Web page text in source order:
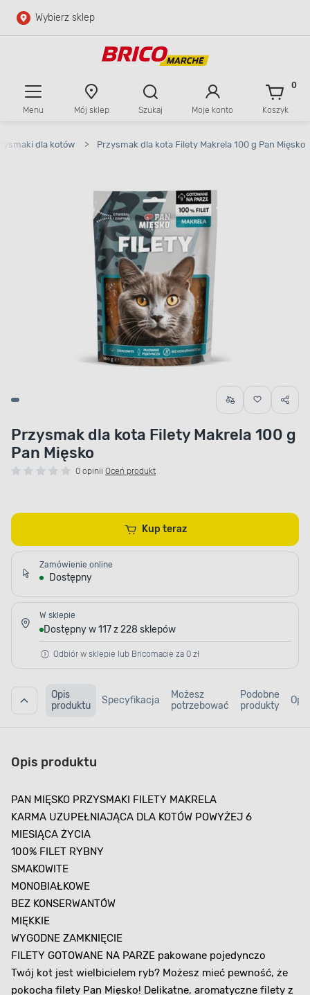
Przejdź do głównej zawartości
Wybierz sklep
Menu Mój sklep Szukaj Moje konto Koszyk
0
dla kotów > Przysmak dla kota Filety Makrela 100 g Pan Mięsko
Przysmak dla kota Filety Makrela 100 g
Pan Mięsko
0 opinii Oceń produkt
Kup teraz
Zamówienie online
Dostępny
W sklepie
Dostępny w 117 z 228 sklepów
Odbiór w sklepie lub Bricomacie za 0 zł
Opis
produktu
Specyfikacja
Możesz
potrzebować
Podobne
produkty
Opis produktu
PAN MIĘSKO PRZYSMAKI FILETY MAKRELA
KARMA UZUPEŁNIAJĄCA DLA KOTÓW POWYŻEJ 6
MIESIĄCA ŻYCIA
100% FILET RYBNY
SMAKOWITE
MONOBIAŁKOWE
BEZ KONSERWANTÓW
MIĘKKIE
WYGODNE ZAMKNIĘCIE
FILETY GOTOWANE NA PARZE pakowane pojedynczo
Twój kot jest wielbicielem ryb? Możesz mieć pewność, że
pokocha filety Pan Mięsko! Delikatne, aromatyczne filety z